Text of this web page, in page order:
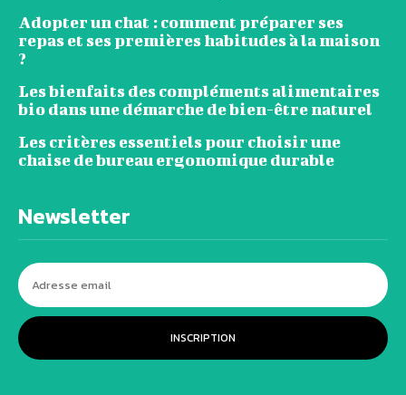
Adopter un chat : comment préparer ses
repas et ses premières habitudes à la maison
?
Les bienfaits des compléments alimentaires
bio dans une démarche de bien-être naturel
Les critères essentiels pour choisir une
chaise de bureau ergonomique durable
Newsletter
INSCRIPTION